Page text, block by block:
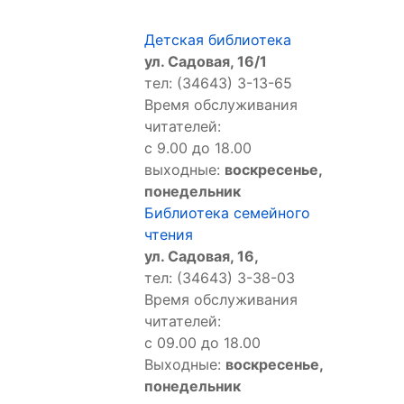
Детская библиотека
ул. Садовая, 16/1
тел: (34643) 3-13-65
Время обслуживания
читателей:
с 9.00 до 18.00
выходные: воскресенье,
понедельник
Библиотека семейного
чтения
ул. Садовая, 16,
тел: (34643) 3-38-03
Время обслуживания
читателей:
с 09.00 до 18.00
Выходные: воскресенье,
понедельник